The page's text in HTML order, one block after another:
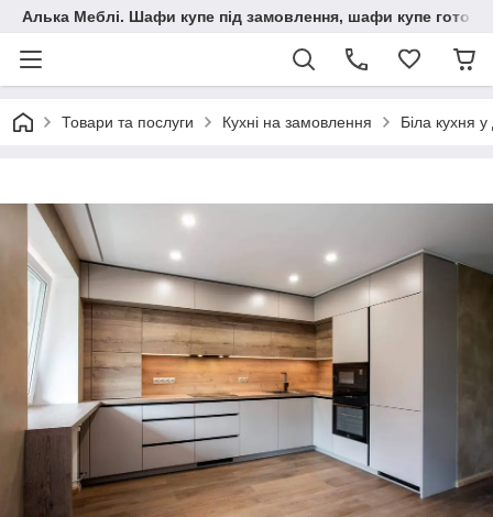
Алька Меблі. Шафи купе під замовлення, шафи купе готові,
Товари та послуги Кухні на замовлення Біла кухня